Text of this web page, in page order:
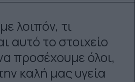
λοιπόν, τι
αυτό το στοιχείο
προσέχουμε όλοι,
καλή μας υγεία